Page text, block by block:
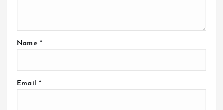
Name *
Email *